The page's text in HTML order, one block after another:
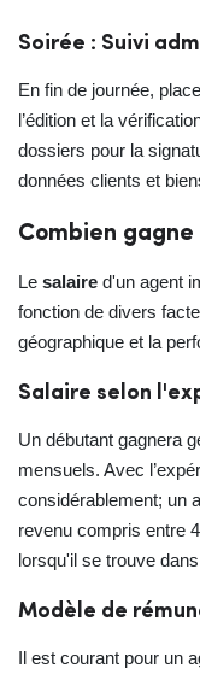
Soirée : Suivi
En fin de journée,
l’édition et la
dossiers pour la
données clients et
Combien
Le salaire d'un agent
fonction de divers
géographique et la
Salaire selon
Un débutant gagnera
mensuels. Avec
considérablement; un
revenu compris entre
lorsqu'il se trouve
Modèle de
Il est courant pour un